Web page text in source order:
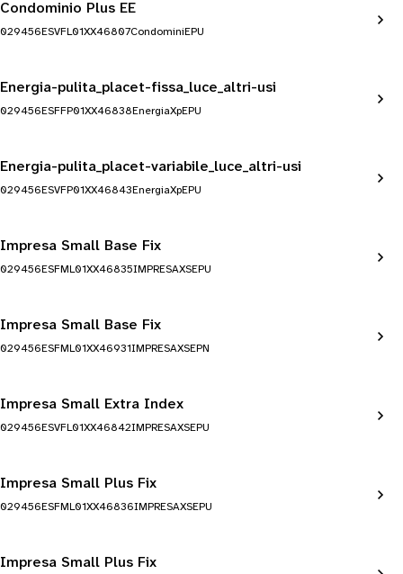
Condominio Plus EE
029456ESVFL01XX46807CondominiEPU
Energia-pulita_placet-fissa_luce_altri-usi
029456ESFFP01XX46838EnergiaXpEPU
Energia-pulita_placet-variabile_luce_altri-usi
029456ESVFP01XX46843EnergiaXpEPU
Impresa Small Base Fix
029456ESFML01XX46835IMPRESAXSEPU
Impresa Small Base Fix
029456ESFML01XX46931IMPRESAXSEPN
Impresa Small Extra Index
029456ESVFL01XX46842IMPRESAXSEPU
Impresa Small Plus Fix
029456ESFML01XX46836IMPRESAXSEPU
Impresa Small Plus Fix